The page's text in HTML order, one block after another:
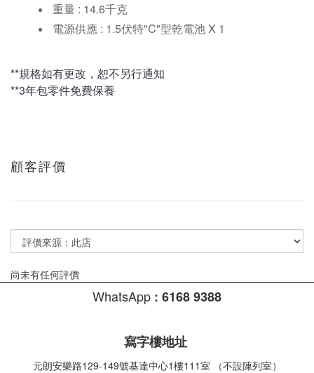
重量 : 14.6千克
電源供應 : 1.5伏特"C"型乾電池 X 1
**規格如有更改，恕不另行通知
**3年包零件免費保養
顧客評價
尚未有任何評價
WhatsApp : 6168 9388
寫字樓地址
元朗安樂路129-149號基達中心1樓111室 （不設陳列室）